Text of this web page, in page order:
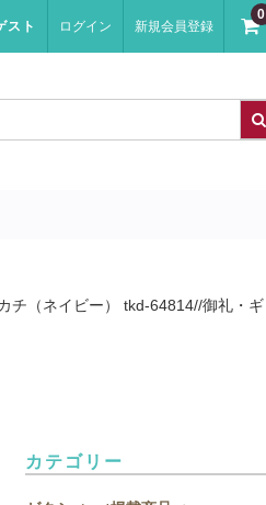
スト ログイン 新規会員登録
0
チ（ネイビー） tkd-64814//御礼・ギ
カテゴリー